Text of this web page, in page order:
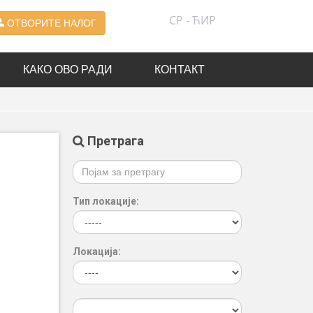
ОТВОРИТЕ НАЛОГ СР - ЋИР
КАКО ОВО РАДИ КОНТАКТ
Претрага
Тип локације:
Локација: